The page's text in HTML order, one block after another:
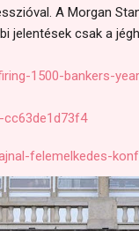
A Morgan
jelentések csak a
1500-bankers-
felemelkedes-